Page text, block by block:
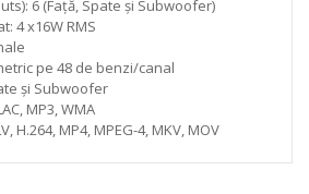
6 (Față, Spate și Subwoofer)
4 x16W RMS
pe 48 de benzi/canal
și Subwoofer
MP3, WMA
H.264, MP4, MPEG-4, MKV, MOV